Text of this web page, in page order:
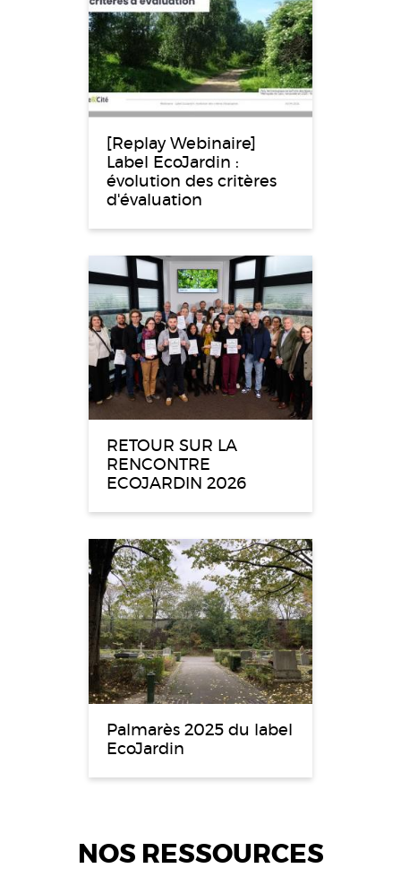
[Replay Webinaire]
Label EcoJardin :
évolution des critères
d'évaluation
RETOUR SUR LA
RENCONTRE
ECOJARDIN 2026
Palmarès 2025 du label
EcoJardin
NOS RESSOURCES